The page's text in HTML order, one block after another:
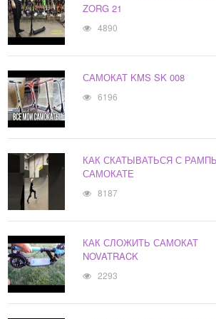
ZORG 21
4890
САМОКАТ KMS SK 008
6196
КАК СКАТЫВАТЬСЯ С
САМОКАТЕ
8187
КАК СЛОЖИТЬ САМОКАТ
NOVATRACK
2293